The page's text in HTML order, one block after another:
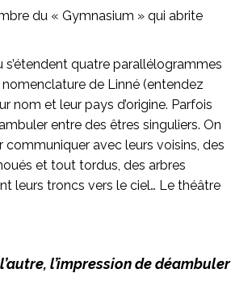
du « Gymnasium » qui abrite
s’étendent quatre parallélogrammes
de Linné (entendez
nom et leur pays d’origine. Parfois
entre des êtres singuliers. On
avec leurs voisins, des
et tout tordus, des arbres
leurs troncs vers le ciel… Le théâtre
l’impression de déambuler